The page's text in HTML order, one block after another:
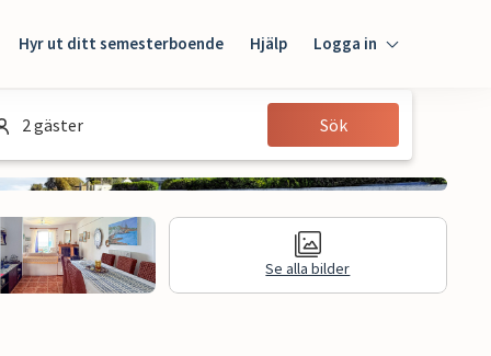
Hyr ut ditt semesterboende Hjälp Logga in
Gäst
2 gäster Sök
Se alla bilder